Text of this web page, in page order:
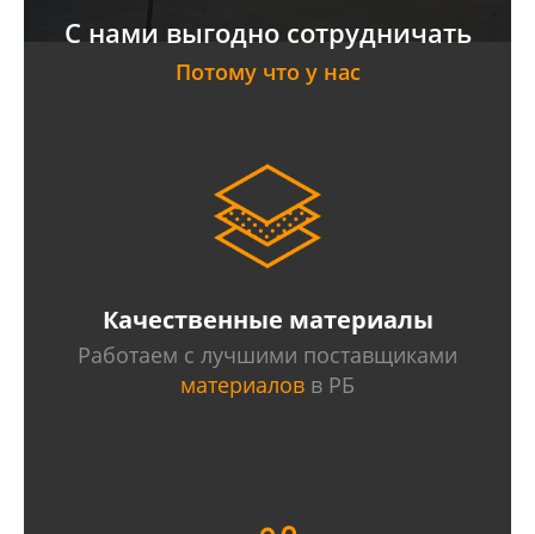
С нами выгодно сотрудничать
Потому что у нас
Качественные материалы
Работаем с лучшими поставщиками
материалов в РБ